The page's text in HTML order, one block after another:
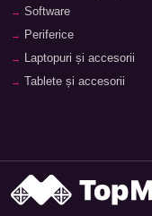
Software
Periferice
Laptopuri și accesorii
Tablete și accesorii